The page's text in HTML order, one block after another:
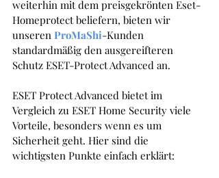
weiterhin mit dem preisgekrönten Eset-
Homeprotect beliefern, bieten wir
unseren ProMaShi-Kunden
standardmäßig den ausgereifteren
Schutz ESET-Protect Advanced an.
ESET Protect Advanced bietet im
Vergleich zu ESET Home Security viele
Vorteile, besonders wenn es um
Sicherheit geht. Hier sind die
wichtigsten Punkte einfach erklärt: